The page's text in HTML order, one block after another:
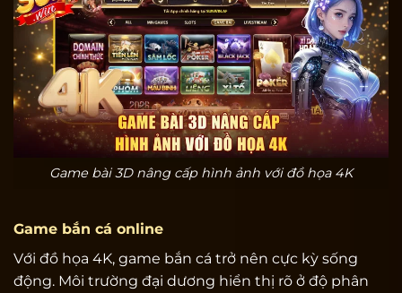
Game bài 3D nâng cấp hình ảnh với đồ họa 4K
Game bắn cá online
Với đồ họa 4K, game bắn cá trở nên cực kỳ sống
động. Môi trường đại dương hiển thị rõ ở độ phân